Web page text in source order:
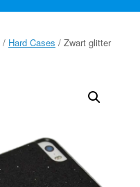
/ Hard Cases / Zwart glitter